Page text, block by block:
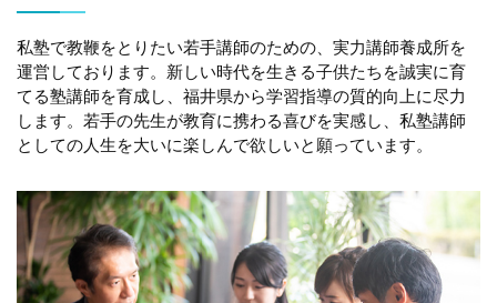
私塾で教鞭をとりたい若手講師のための、実力講師養成所を
運営しております。新しい時代を生きる子供たちを誠実に育
てる塾講師を育成し、福井県から学習指導の質的向上に尽力
します。若手の先生が教育に携わる喜びを実感し、私塾講師
としての人生を大いに楽しんで欲しいと願っています。